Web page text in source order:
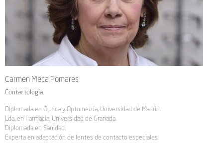
Carmen Meca Pomares
Contactología
Diplomada en Óptica y Optometría, Universidad de Madrid.
Lda. en Farmacia, Universidad de Granada.
Diplomada en Sanidad.
Experta en adaptación de lentes de contacto especiales.